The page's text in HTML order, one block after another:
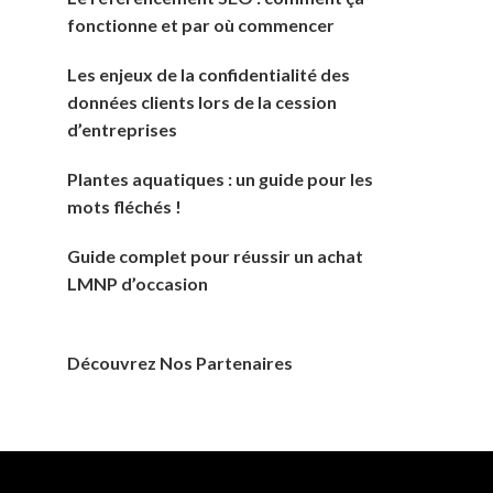
fonctionne et par où commencer
Les enjeux de la confidentialité des
données clients lors de la cession
d’entreprises
Plantes aquatiques : un guide pour les
mots fléchés !
Guide complet pour réussir un achat
LMNP d’occasion
Découvrez Nos Partenaires